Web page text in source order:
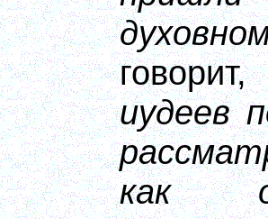
иудеев
как